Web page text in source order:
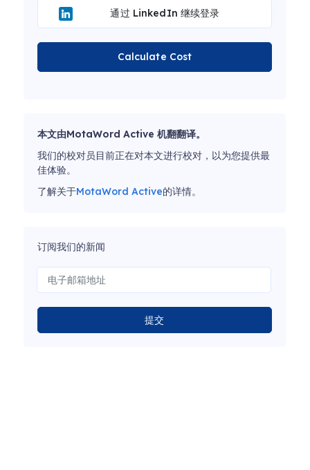
通过 LinkedIn 继续登录
Calculate Cost
本文由MotaWord Active 机翻翻译。
我们的校对员目前正在对本文进行校对，以为您提供最
佳体验。
了解关于MotaWord Active的详情。
订阅我们的新闻
提交